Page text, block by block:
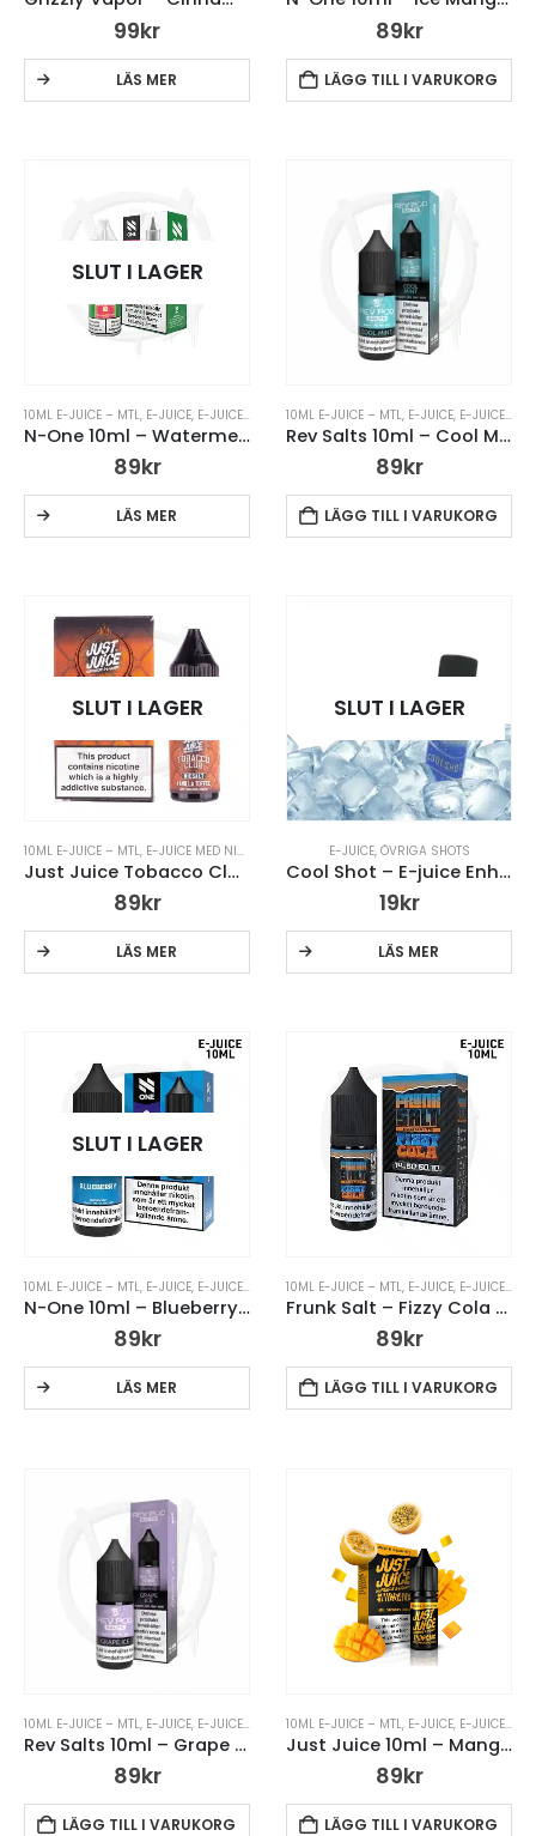
99kr
LÄS MER
89kr
LÄGG TILL I VARUKORG
SLUT I LAGER
10ML E-JUICE – MTL, E-JUICE, E-JUICE MED NIKOTIN ,N ONE ,N ONE 10ML
N-One 10ml – Watermelon Ice – 14mg Nic Salt
89kr
LÄS MER
10ML E-JUICE – MTL, E-JUICE, E-JUICE – MTL
Rev Salts 10ml – Cool Mint
89kr
LÄGG TILL I VARUKORG
SLUT I LAGER
10ML E-JUICE – MTL, E-JUICE MED NIKOTIN JUST JUICE TOBACCO CLUB 10ML
Just Juice Tobacco Club – Vanilla Toffee 14mg Salt
89kr
LÄS MER
SLUT I LAGER
E-JUICE, ÖVRIGA SHOTS
Cool Shot – E-juice Enhancer
19kr
LÄS MER
SLUT I LAGER
10ML E-JUICE – MTL, E-JUICE, E-JUICE MED NIKOTIN ,N ONE ,N ONE 10ML
N-One 10ml – Blueberry- 14mg Nic Salt
89kr
LÄS MER
10ML E-JUICE – MTL, E-JUICE, E-JUICE MED NIKOTIN
Frunk Salt – Fizzy Cola – 10ml 14mg
89kr
LÄGG TILL I VARUKORG
10ML E-JUICE – MTL, E-JUICE, E-JUICE – MTL ,E-JUICE MED NIKOTIN,REV SALTS 10ML
Rev Salts 10ml – Grape Ice
89kr
LÄGG TILL I VARUKORG
10ML E-JUICE – MTL, E-JUICE, E-JUICE MED NIKOTIN
Just Juice 10ml – Mango & Passion
89kr
LÄGG TILL I VARUKORG